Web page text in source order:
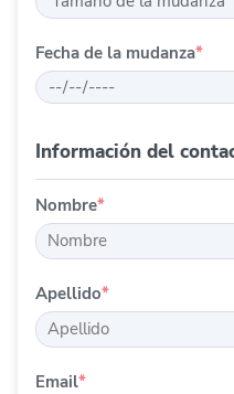
Fecha de la mudanza*
Información del
Nombre*
Apellido*
Email*